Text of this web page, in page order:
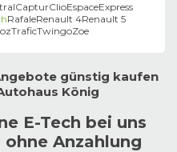
CapturClioEspaceExpress
RafaleRenault 4Renault 5
TraficTwingoZoe
günstig kaufen
König
E-Tech bei uns
Anzahlung